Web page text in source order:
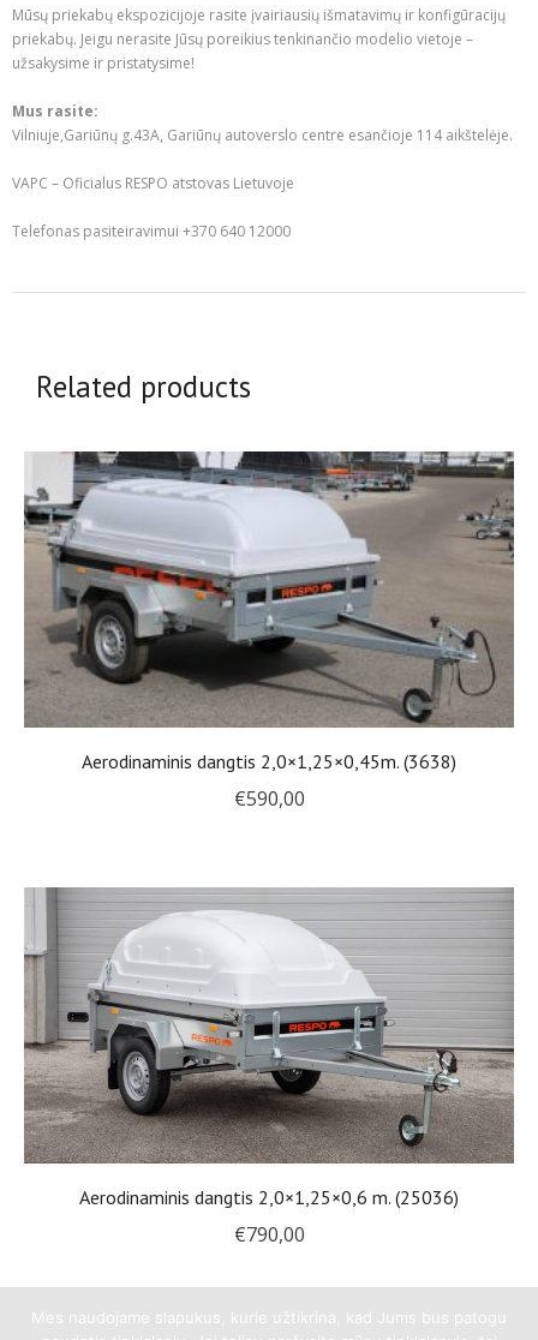
Mūsų priekabų ekspozicijoje rasite įvairiausių išmatavimų ir konfigūracijų
priekabų. Jeigu nerasite Jūsų poreikius tenkinančio modelio vietoje –
užsakysime ir pristatysime!
Mus rasite:
Vilniuje,Gariūnų g.43A, Gariūnų autoverslo centre esančioje 114 aikštelėje.
VAPC – Oficialus RESPO atstovas Lietuvoje
Telefonas pasiteiravimui +370 640 12000
Related products
Aerodinaminis dangtis 2,0×1,25×0,45m. (3638)
€590,00
Aerodinaminis dangtis 2,0×1,25×0,6 m. (25036)
€790,00
Mes naudojame slapukus, kurie užtikrina, kad Jums bus patogu